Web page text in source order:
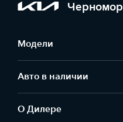
Модели
Авто в наличии
О Дилере